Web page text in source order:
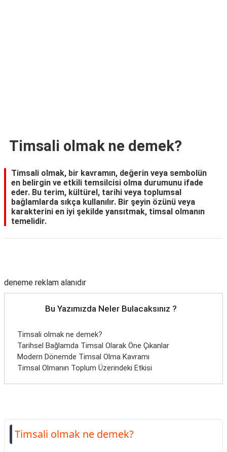
Timsali olmak ne demek?
Timsali olmak, bir kavramın, değerin veya sembolün
en belirgin ve etkili temsilcisi olma durumunu ifade
eder. Bu terim, kültürel, tarihi veya toplumsal
bağlamlarda sıkça kullanılır. Bir şeyin özünü veya
karakterini en iyi şekilde yansıtmak, timsal olmanın
temelidir.
deneme reklam alanıdır
Bu Yazımızda Neler Bulacaksınız ?
Timsali olmak ne demek?
Tarihsel Bağlamda Timsal Olarak Öne Çıkanlar
Modern Dönemde Timsal Olma Kavramı
Timsal Olmanın Toplum Üzerindeki Etkisi
Timsali olmak ne demek?